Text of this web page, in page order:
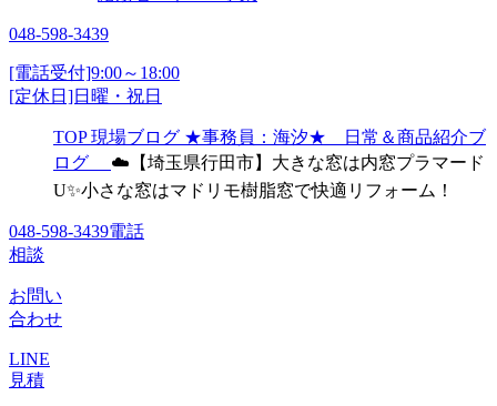
048-598-3439
[電話受付]9:00～18:00
[定休日]日曜・祝日
TOP 現場ブログ ★事務員：海汐★ 日常＆商品紹介ブ
ログ
☁️【埼玉県行田市】大きな窓は内窓プラマード
U✨小さな窓はマドリモ樹脂窓で快適リフォーム！
048-598-3439電話
相談
お問い
合わせ
LINE
見積